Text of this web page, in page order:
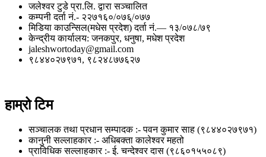
जलेश्वर टुडे प्रा.लि. द्वारा सञ्चालित
कम्पनी दर्ता नं.- २२७१६०/०७६्/०७७
मिडिया काउन्सिल(मधेस प्रदेश) दर्ता नं.— १३/०७८/७९
केन्द्रीय कार्यालय: जनकपुर, धनुषा, मधेश प्रदेश
jaleshwortoday@gmail.com
९८४४०२७९७१, ९८२४८७७६२७
हाम्रो टिम
सञ्चालक तथा प्रधान सम्पादक :- पवन कुमार साह (९८४४०२७९७१)
कानुनी सल्लाहकार :- अधिबक्ता कालेश्वर महतो
प्राविधिक सल्लाहकार :- ई. चन्देश्वर दास (९८६०१५५०८९)